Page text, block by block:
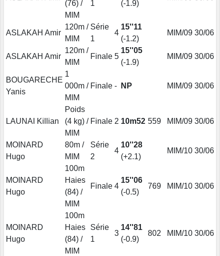
(76) /
MIM
1
(-1.9)
ASLAKAH Amir
120m /
MIM
Série
1
4
15''11
(-1.2)
MIM/09 30/06
ASLAKAH Amir
120m /
MIM
Finale 5
15''05
(-1.9)
MIM/09 30/06
BOUGARECHE
Yanis
1
000m /
MIM
Finale - NP MIM/09 30/06
LAUNAI Killian
Poids
(4 kg) /
MIM
Finale 2 10m52 559 MIM/09 30/06
MOINARD
Hugo
80m /
MIM
Série
2
4
10''28
(+2.1)
MIM/10 30/06
MOINARD
Hugo
100m
Haies
(84) /
MIM
Finale 4
15''06
(-0.5)
769 MIM/10 30/06
MOINARD
Hugo
100m
Haies
(84) /
MIM
Série
1
3
14''81
(-0.9)
802 MIM/10 30/06